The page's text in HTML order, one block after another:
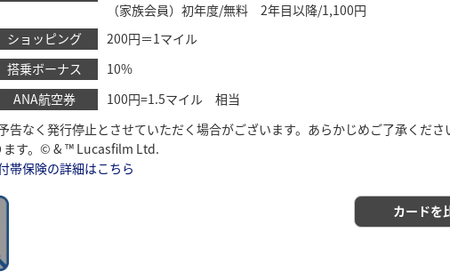
（家族会員）初年度/無料 2年目以降/1,100円
ショッピング
200円＝1マイル
搭乗ボーナス
10%
ANA航空券
100円=1.5マイル 相当
告なく発行停止とさせていただく場合がございます。あらかじめご了承くだ
ます。© & ™ Lucasfilm Ltd.
帯保険の詳細はこちら
カードを